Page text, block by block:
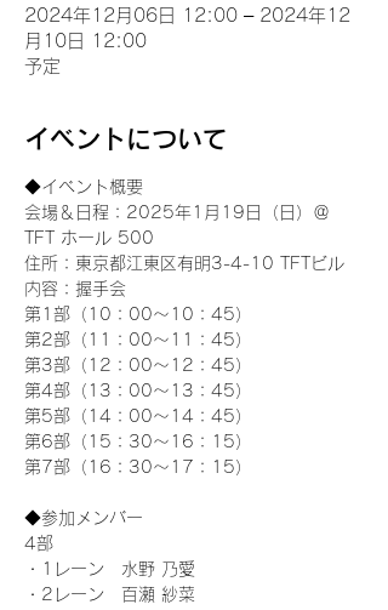
2024年12月06日 12:00 – 2024年12
月10日 12:00
予定
イベントについて
◆イベント概要
会場＆日程：2025年1月19日（日）＠
TFT ホール 500
住所：東京都江東区有明3-4-10 TFTビル
内容：握手会
第1部（10：00～10：45）
第2部（11：00～11：45）
第3部（12：00～12：45）
第4部（13：00～13：45）
第5部（14：00～14：45）
第6部（15：30～16：15）
第7部（16：30～17：15）
◆参加メンバー
4部
・1レーン　水野 乃愛
・2レーン　百瀬 紗菜